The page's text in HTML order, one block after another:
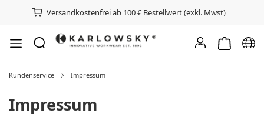
Versandkostenfrei ab 100 € Bestellwert (exkl. Mwst)
Kundenservice Impressum
Impressum